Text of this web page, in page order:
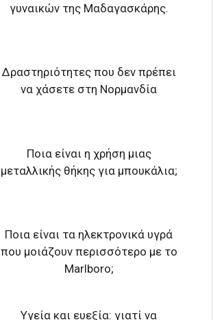
γυναικών της Μαδαγασκάρης.
Δραστηριότητες που δεν πρέπει
να χάσετε στη Νορμανδία
Ποια είναι η χρήση μιας
μεταλλικής θήκης για μπουκάλια;
Ποια είναι τα ηλεκτρονικά υγρά
που μοιάζουν περισσότερο με το
Marlboro;
Υγεία και ευεξία: γιατί να